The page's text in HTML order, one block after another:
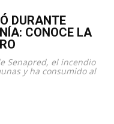
DURANTE
CONOCE LA
Senapred, el incendio
y ha consumido al